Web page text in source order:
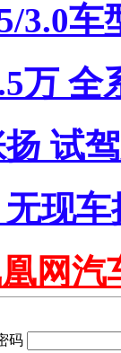
3.0车
万 全
试
现
网汽
码